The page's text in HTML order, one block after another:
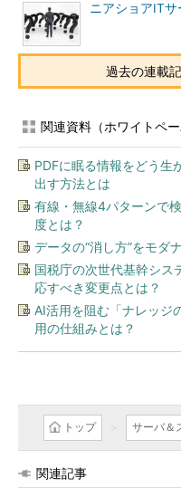
ニアショアIT
過去の連載
関連資料（ホワイトペー
PDFに眠る情報をどう
出す方法とは
有線・無線4パターンで
度とは？
データの“消し方”をモダ
国税庁の次世代基幹シス
応すべき変更点とは？
AI活用を阻む「ナレッジ
用の仕組みとは？
トップ サーバ＆
関連記事